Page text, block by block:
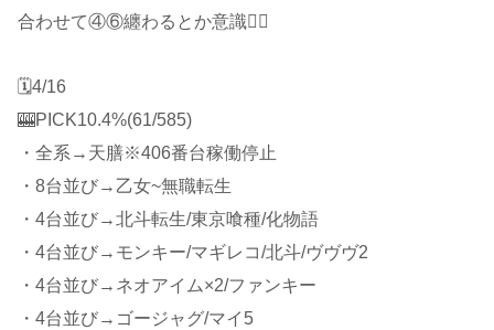
合わせて④⑥纏わるとか意識🙋‍♂️
🗓4/16
🎰PICK10.4%(61/585)
・全系→天膳※406番台稼働停止
・8台並び→乙女~無職転生
・4台並び→北斗転生/東京喰種/化物語
・4台並び→モンキー/マギレコ/北斗/ヴヴヴ2
・4台並び→ネオアイム×2/ファンキー
・4台並び→ゴージャグ/マイ5